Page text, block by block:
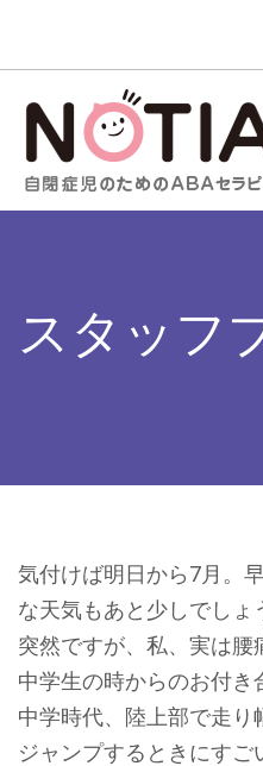
スタッフ
気付けば明日から7月。
な天気もあと少しでしょ
突然ですが、私、実は腰
中学生の時からのお付き
中学時代、陸上部で走り
ジャンプするときにす